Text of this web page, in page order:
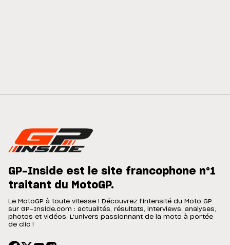
GP-Inside est le site francophone n°1
traitant du MotoGP.
Le MotoGP à toute vitesse ! Découvrez l'intensité du Moto GP
sur GP-Inside.com : actualités, résultats, interviews, analyses,
photos et vidéos. L'univers passionnant de la moto à portée
de clic !